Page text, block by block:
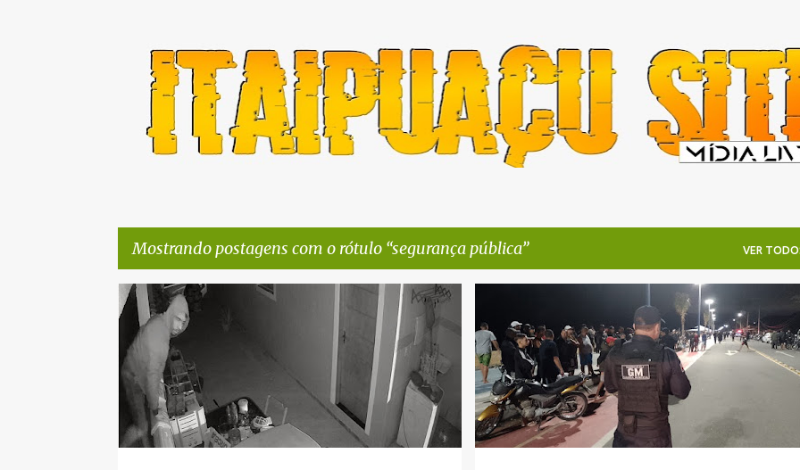
Mostrando postagens com o rótulo segurança pública VER
P
s
t
g
DENÚNCIA POLÍCIA
ROUBO
NOTÍCIAS DE MARICÁ